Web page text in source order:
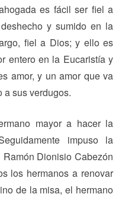
es fácil ser fiel a
y sumido en la
fiel a Dios; y ello es
entero en la Eucaristía y
amor, y un amor que va
a sus verdugos.
mayor a hacer la
impuso la
Dionisio Cabezón
los hermanos a renovar
de la misa, el hermano